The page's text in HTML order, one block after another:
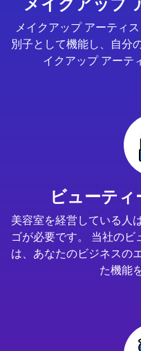
メイクアップ
メイクアップ アーティ
別子として機能し、自分
イクアップ アーテ
ビューテ
美容室を経営している人
ゴが必要です。 当社の
は、あなたのビジネスの
た機能